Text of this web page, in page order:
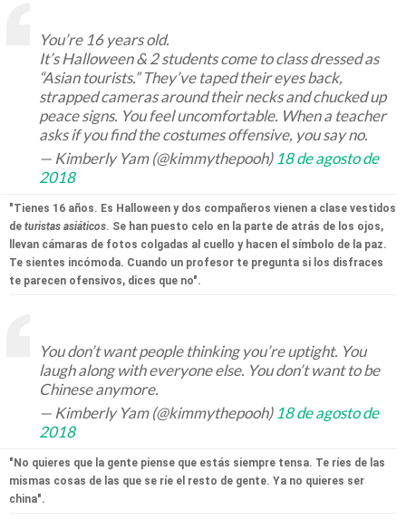
You’re 16 years old.
It’s Halloween & 2 students come to class dressed as
“Asian tourists.” They’ve taped their eyes back,
strapped cameras around their necks and chucked up
peace signs. You feel uncomfortable. When a teacher
asks if you find the costumes offensive, you say no.
— Kimberly Yam (@kimmythepooh) 18 de agosto de
2018
"Tienes 16 años. Es Halloween y dos compañeros vienen a clase vestidos
de turistas asiáticos. Se han puesto celo en la parte de atrás de los ojos,
llevan cámaras de fotos colgadas al cuello y hacen el símbolo de la paz.
Te sientes incómoda. Cuando un profesor te pregunta si los disfraces
te parecen ofensivos, dices que no".
You don’t want people thinking you’re uptight. You
laugh along with everyone else. You don’t want to be
Chinese anymore.
— Kimberly Yam (@kimmythepooh) 18 de agosto de
2018
"No quieres que la gente piense que estás siempre tensa. Te ríes de las
mismas cosas de las que se ríe el resto de gente. Ya no quieres ser
china".